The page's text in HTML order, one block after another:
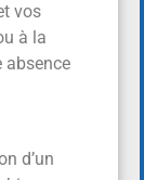
vos
à la
absence
d’un